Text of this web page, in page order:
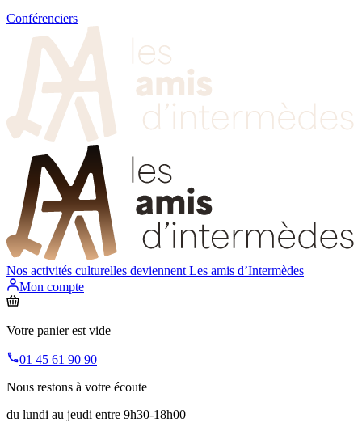
Conférenciers
Nos activités culturelles deviennent Les amis d’Intermèdes
Mon compte
Votre panier est vide
01 45 61 90 90
Nous restons à votre écoute
du lundi au jeudi entre 9h30-18h00